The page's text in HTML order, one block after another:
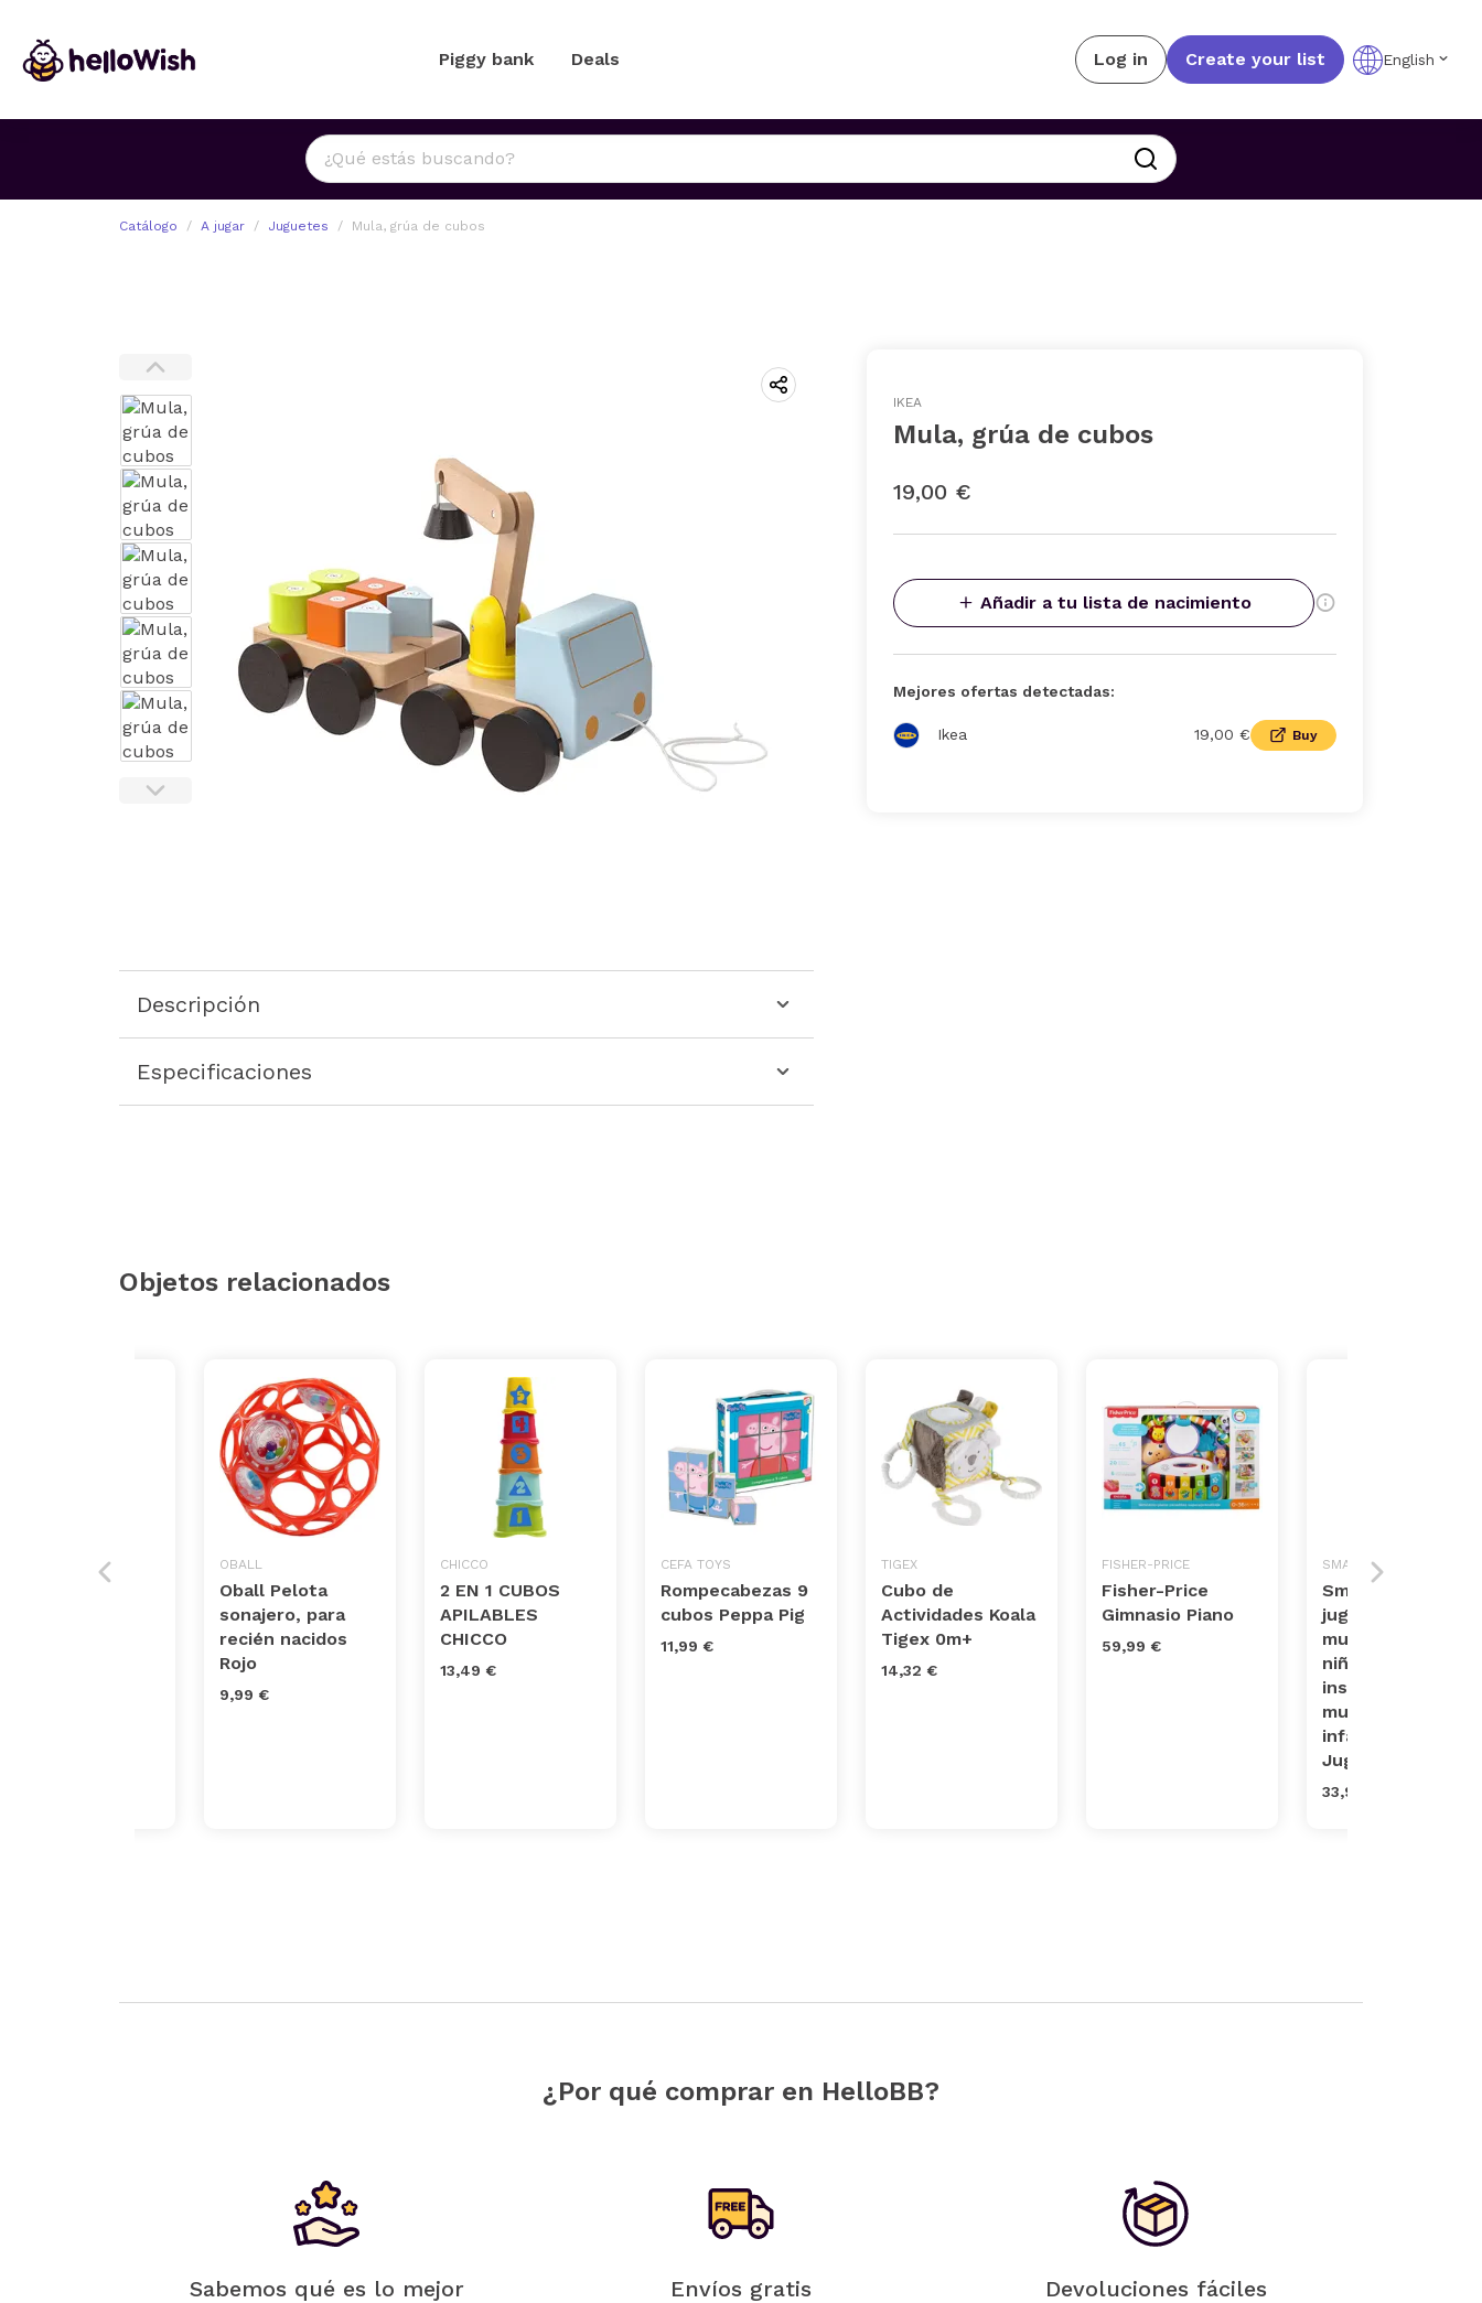
Piggy bank Deals Log in Create your list English
Catálogo A jugar Juguetes Mula, grúa de cubos
Descripción
Especificaciones
IKEA
Mula, grúa de cubos
19,00 €
Añadir a tu lista de nacimiento
Mejores ofertas detectadas:
Ikea 19,00 € Buy
Objetos relacionados
OBALL
Oball Pelota
sonajero, para
recién nacidos
Rojo
9,99 €
CHICCO
2 EN 1 CUBOS
APILABLES
CHICCO
13,49 €
CEFA TOYS
Rompecabezas 9
cubos Peppa Pig
11,99 €
TIGEX
Cubo de
Actividades Koala
Tigex 0m+
14,32 €
FISHER-PRICE
Fisher-Price
Gimnasio Piano
59,99 €
SMARKIDS
Smarkids
juguetes
musicales para
niños,
instrumentos
musicales
infantiles
Juguet...
33,99 €
¿Por qué comprar en HelloBB?
Sabemos qué es lo mejor Envíos gratis Devoluciones fáciles